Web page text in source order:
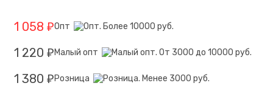
1 058 ₽Опт
1 220 ₽ Малый опт
1 380 ₽ Розница